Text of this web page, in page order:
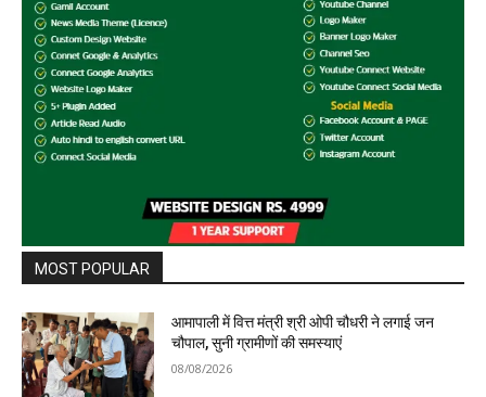
MOST POPULAR
आमापाली में वित्त मंत्री श्री ओपी चौधरी ने लगाई जन
चौपाल, सुनी ग्रामीणों की समस्याएं
08/08/2026